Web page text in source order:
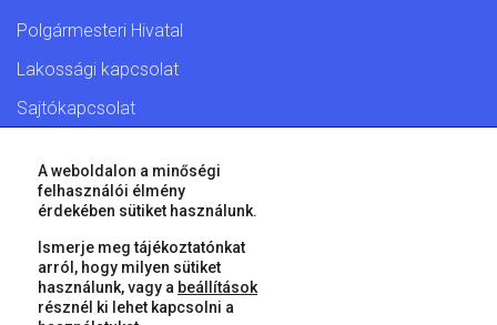
Polgármesteri Hivatal
Lakossági kapcsolat
Sajtókapcsolat
© 2026 Győr Megyei Jogú Város • Minden jog fenntartva!
A weboldalon a minőségi
felhasználói élmény
érdekében sütiket használunk.
Ismerje meg tájékoztatónkat
arról, hogy milyen sütiket
használunk, vagy a beállítások
résznél ki lehet kapcsolni a